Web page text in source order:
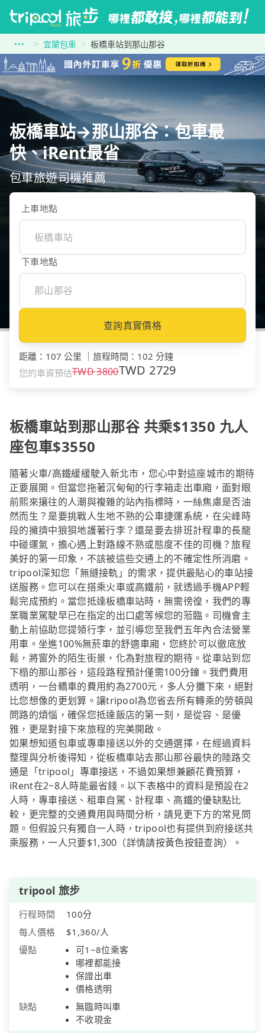
宜蘭包車 板橋車站到那山那谷
板橋車站→那山那谷：包車最
快、iRent最省
包車旅遊司機推薦
上車地點
下車地點
查詢真實價格
距離 ： 107 公里 旅程時間 ： 102 分鐘
您的車資預估TWD3800TWD 2729
板橋車站到那山那谷 共乘$1350 九人
座包車$3550
隨著火車/高鐵緩緩駛入新北市，您心中對這座城市的期待
正要展開。但當您拖著沉甸甸的行李箱走出車廂，面對眼
前熙來攘往的人潮與複雜的站內指標時，一絲焦慮是否油
然而生？是要挑戰人生地不熟的公車捷運系統，在尖峰時
段的擁擠中狼狽地護著行李？還是要去排班計程車的長龍
中碰運氣，擔心遇上對路線不熟或態度不佳的司機？旅程
美好的第一印象，不該被這些交通上的不確定性所消磨。
tripool深知您「無縫接軌」的需求，提供最貼心的車站接
送服務。您可以在搭乘火車或高鐵前，就透過手機APP輕
鬆完成預約。當您抵達板橋車站時，無需徬徨，我們的專
業職業駕駛早已在指定的出口處等候您的蒞臨。司機會主
動上前協助您提領行李，並引導您至我們五年內合法營業
用車。坐進100%無菸車的舒適車廂，您終於可以徹底放
鬆，將窗外的陌生街景，化為對旅程的期待。從車站到您
下榻的那山那谷，這段路程預計僅需100分鐘。我們費用
透明，一台轎車的費用約為2700元，多人分攤下來，絕對
比您想像的更划算。讓tripool為您省去所有轉乘的勞頓與
問路的煩惱，確保您抵達飯店的第一刻，是從容、是優
雅，更是對接下來旅程的完美開啟。
如果想知道包車或專車接送以外的交通選擇，在經過資料
整理與分析後得知，從板橋車站去那山那谷最快的陸路交
通是「tripool」專車接送，不過如果想兼顧花費預算，
iRent在2~8人時能最省錢。以下表格中的資料是預設在2
人時，專車接送、租車自駕、計程車、高鐵的優缺點比
較，更完整的交通費用與時間分析，請見更下方的常見問
題。但假設只有獨自一人時，tripool也有提供到府接送共
乘服務，一人只要$1,300（詳情請按黃色按鈕查詢）。
tripool 旅步
行程時間
100分
每人價格
$1,360/人
優點
可1~8位乘客
哪裡都能接
保證出車
價格透明
缺點
無臨時叫車
不收現金